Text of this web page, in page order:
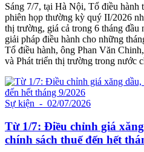
Sáng 7/7, tại Hà Nội, Tổ điều
phiên họp thường kỳ quý II/2026
thị trường, giá cả trong 6 tháng đầu
giải pháp điều hành cho những
Tổ điều hành, ông Phan Văn
và Phát triển thị trường trong nước
Sự kiện - 02/07/2026
Từ 1/7: Điều chỉnh giá
chính sách thuế đến hết